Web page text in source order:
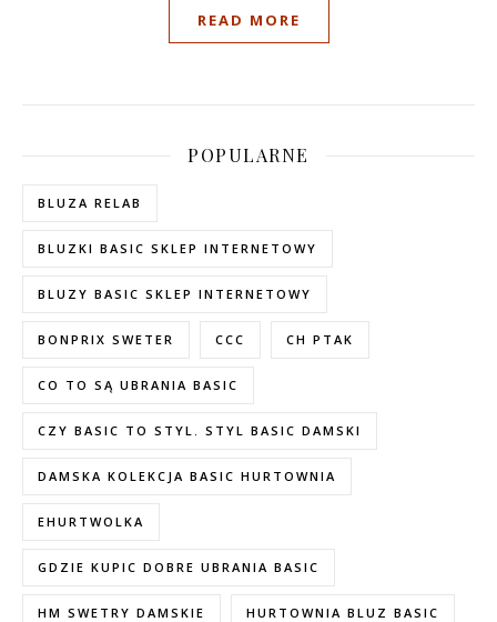
READ MORE
POPULARNE
BLUZA RELAB
BLUZKI BASIC SKLEP INTERNETOWY
BLUZY BASIC SKLEP INTERNETOWY
BONPRIX SWETER CCC CH PTAK
CO TO SĄ UBRANIA BASIC
CZY BASIC TO STYL. STYL BASIC DAMSKI
DAMSKA KOLEKCJA BASIC HURTOWNIA
EHURTWOLKA
GDZIE KUPIC DOBRE UBRANIA BASIC
HM SWETRY DAMSKIE HURTOWNIA BLUZ BASIC